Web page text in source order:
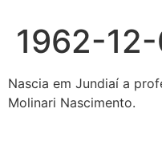
1962-
Nascia em Jundiaí a
Molinari Nascimento.